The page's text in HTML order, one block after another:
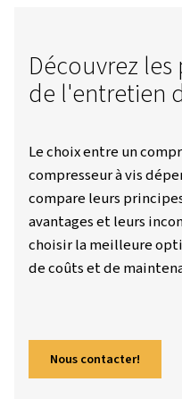
de
Le choix entre un
compare leurs
avantages et